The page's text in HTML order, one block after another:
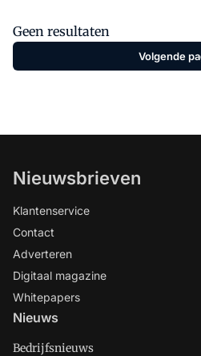
Geen resultaten
Volgende
Nieuwsbrieven
Klantenservice
Contact
Adverteren
Digitaal magazine
Whitepapers
Nieuws
Bedrijfsnieuws